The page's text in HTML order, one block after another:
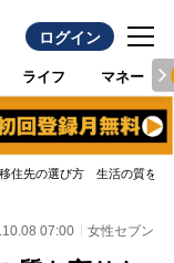
ログイン
ライフ マネー
住先の選び方 生活の質を守
07:00 女性セブン